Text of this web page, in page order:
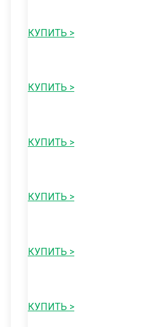
КУПИТЬ >
КУПИТЬ >
КУПИТЬ >
КУПИТЬ >
КУПИТЬ >
КУПИТЬ >